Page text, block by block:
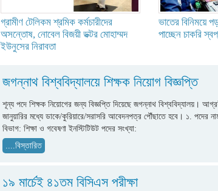
গ্রামীণ টেলিকম শ্রমিক কর্মচারীদের
অসন্তোষ, নোবেল বিজয়ী ডক্টর মোহাম্মদ
ইউনুসের নিরাবতা
ভাতের বিনিময়ে
পাচ্ছেন চাকরি
জগন্নাথ বিশ্ববিদ্যালয়ে শিক্ষক নিয়োগ বিজ্ঞপ্তি
শূন্য পদে শিক্ষক নিয়োগের জন্য বিজ্ঞপ্তি দিয়েছে জগন্নাথ বিশ্ববিদ্যালয়।
জানুয়ারির মধ্যে ডাকে/কুরিয়ারে/সরাসরি আবেদনপত্র পৌঁছাতে হবে। ১. পদের
বিভাগ: শিক্ষা ও গবেষণা ইনস্টিটিউট পদের সংখ্যা:
....বিস্তারিত
১৯ মার্চেই ৪১তম বিসিএস পরীক্ষা